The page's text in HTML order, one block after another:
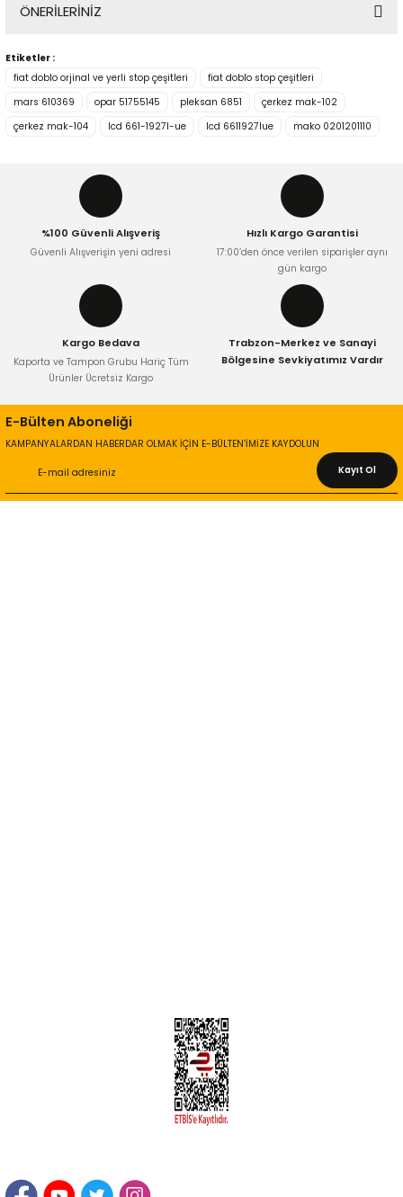
ÖNERİLERİNİZ
Bu ürünün fiyat bilgisi, resim, ürün açıklamalarında ve diğer
konularda yetersiz gördüğünüz noktaları öneri formunu
kullanarak tarafımıza iletebilirsiniz.
Ürün açıklamasında eksik bilgiler bulunuyor.
Ürün bilgilerinde hatalar bulunuyor.
Ürün fiyatı diğer sitelerden daha pahalı.
Bu ürüne benzer farklı alternatifler olmalı.
Etiketler :
fiat doblo orjinal ve yerli stop çeşitleri
fiat doblo stop çeşitleri
mars 610369
opar 51755145 pleksan 6851
çerkez mak-102
çerkez mak-104
lcd 661-1927l-ue lcd 6611927lue mako 0201201110
%100 Güvenli Alışveriş
Güvenli Alışverişin yeni adresi
Hızlı Kargo Garantisi
17:00’den önce verilen siparişler aynı
gün kargo
Kargo Bedava
Kaporta ve Tampon Grubu Hariç Tüm
Ürünler Ücretsiz Kargo
Trabzon-Merkez ve Sanayi
Bölgesine Sevkiyatımız Vardır
E-Bülten Aboneliği
KAMPANYALARDAN HABERDAR OLMAK İÇİN E-BÜLTEN’İMİZE KAYDOLUN
Kayıt Ol